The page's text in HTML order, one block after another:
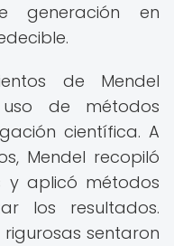
generación en
de Mendel
de métodos
científica. A
Mendel recopiló
y aplicó métodos
los resultados.
sentaron